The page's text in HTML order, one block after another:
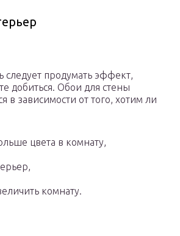
следует продумать эффект,
добиться. Обои для стены
в зависимости от того, хотим ли
цвета в комнату,
комнату.